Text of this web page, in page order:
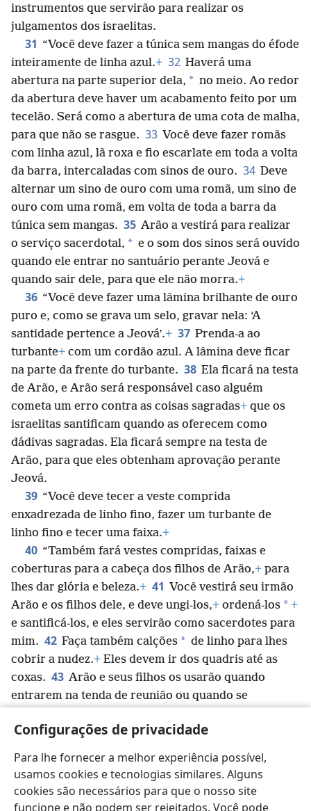
Configurações de privacidade
Para lhe fornecer a melhor experiência possível,
usamos cookies e tecnologias similares. Alguns
cookies são necessários para que o nosso site
funcione e não podem ser rejeitados. Você pode
instrumentos que servirão para realizar os
julgamentos dos israelitas.
31 “Você deve fazer a túnica sem mangas do éfode
inteiramente de linha azul.+ 32 Haverá uma
abertura na parte superior dela, * no meio. Ao redor
da abertura deve haver um acabamento feito por um
tecelão. Será como a abertura de uma cota de malha,
para que não se rasgue. 33 Você deve fazer romãs
com linha azul, lã roxa e fio escarlate em toda a volta
da barra, intercaladas com sinos de ouro. 34 Deve
alternar um sino de ouro com uma romã, um sino de
ouro com uma romã, em volta de toda a barra da
túnica sem mangas. 35 Arão a vestirá para realizar
o serviço sacerdotal, * e o som dos sinos será ouvido
quando ele entrar no santuário perante Jeová e
quando sair dele, para que ele não morra.+
36 “Você deve fazer uma lâmina brilhante de ouro
puro e, como se grava um selo, gravar nela: ‘A
santidade pertence a Jeová’.+ 37 Prenda-a ao
turbante+ com um cordão azul. A lâmina deve ficar
na parte da frente do turbante. 38 Ela ficará na testa
de Arão, e Arão será responsável caso alguém
cometa um erro contra as coisas sagradas+ que os
israelitas santificam quando as oferecem como
dádivas sagradas. Ela ficará sempre na testa de
Arão, para que eles obtenham aprovação perante
Jeová.
39 “Você deve tecer a veste comprida
enxadrezada de linho fino, fazer um turbante de
linho fino e tecer uma faixa.+
40 “Também fará vestes compridas, faixas e
coberturas para a cabeça dos filhos de Arão,+ para
lhes dar glória e beleza.+ 41 Você vestirá seu irmão
Arão e os filhos dele, e deve ungi-los,+ ordená-los * +
e santificá-los, e eles servirão como sacerdotes para
mim. 42 Faça também calções * de linho para lhes
cobrir a nudez.+ Eles devem ir dos quadris até as
coxas. 43 Arão e seus filhos os usarão quando
entrarem na tenda de reunião ou quando se
para que não se tornem culpados e morram. Esse é
um decreto permanente para ele e para a
descendência
dele.